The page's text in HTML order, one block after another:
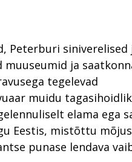
Peterburi siniverelised
ja
tegelevad
muidu
elama ega
Eestis, mistõttu
punase lendava